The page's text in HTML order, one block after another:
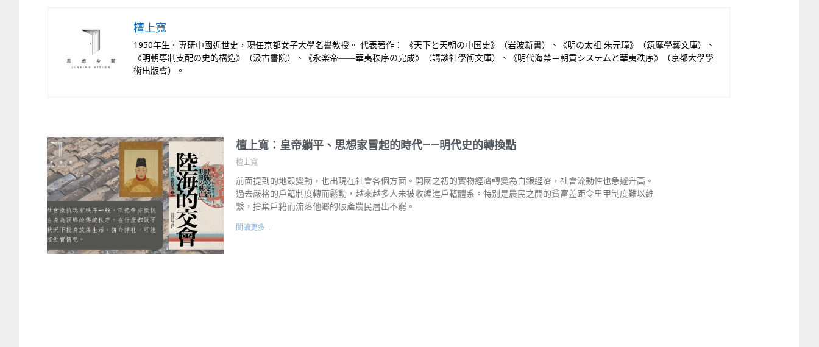
檀上寬
1950年生。專研中國近世史，現任京都女子大學名譽教授。 代表著作： 《天下と天朝の中国史》（岩波新書）、《明の太祖 朱元璋》（筑摩學藝文庫）、
《明朝専制支配の史的構造》（汲古書院）、《永楽帝――華夷秩序の完成》（講談社學術文庫）、《明代海禁＝朝貢システムと華夷秩序》（京都大學學
術出版會）。
檀上寬：皇帝躺平、思想家冒起的時代——明代史的轉換點
檀上寬
前面提到的地殼變動，也出現在社會各個方面。開國之初的實物經濟轉變為白銀經濟，社會流動性也急遽升高。
過去嚴格的戶籍制度轉而鬆動，越來越多人未被收編進戶籍體系。特別是農民之間的貧富差距令里甲制度難以維
繫，捨棄戶籍而流落他鄉的破產農民層出不窮。
閱讀更多...